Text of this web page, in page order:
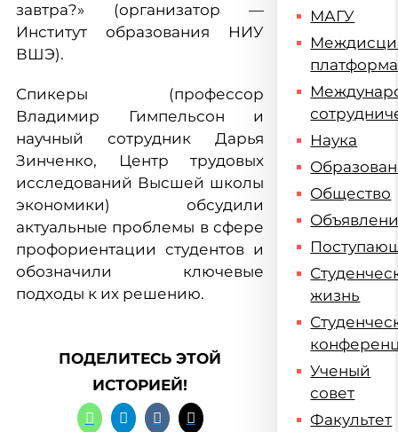
завтра?» (организатор —
Институт образования НИУ
ВШЭ).
Спикеры (профессор
Владимир Гимпельсон и
научный сотрудник Дарья
Зинченко, Центр трудовых
исследований Высшей школы
экономики) обсудили
актуальные проблемы в сфере
профориентации студентов и
обозначили ключевые
подходы к их решению.
ПОДЕЛИТЕСЬ ЭТОЙ
ИСТОРИЕЙ!
МАГУ
платформа
Наука
Общество
жизнь
Ученый
совет
Факультет